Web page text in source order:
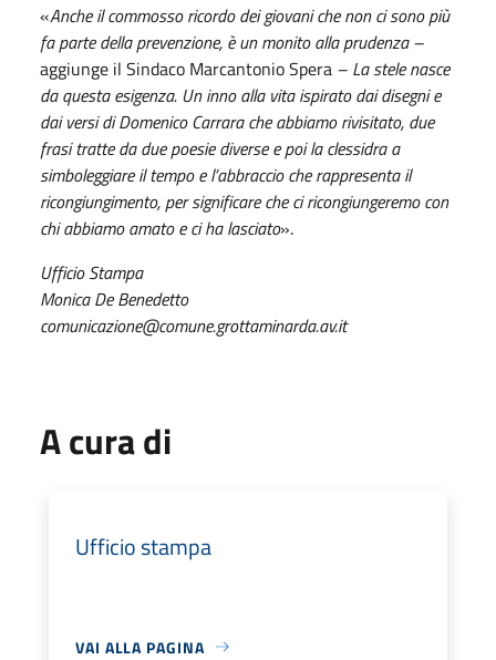
«Anche il commosso ricordo dei giovani che non ci sono più
fa parte della prevenzione, è un monito alla prudenza –
aggiunge il Sindaco Marcantonio Spera – La stele nasce
da questa esigenza. Un inno alla vita ispirato dai disegni e
dai versi di Domenico Carrara che abbiamo rivisitato, due
frasi tratte da due poesie diverse e poi la clessidra a
simboleggiare il tempo e l’abbraccio che rappresenta il
ricongiungimento, per significare che ci ricongiungeremo con
chi abbiamo amato e ci ha lasciato».
Ufficio Stampa
Monica De Benedetto
comunicazione@comune.grottaminarda.av.it
A cura di
Ufficio stampa
VAI ALLA PAGINA